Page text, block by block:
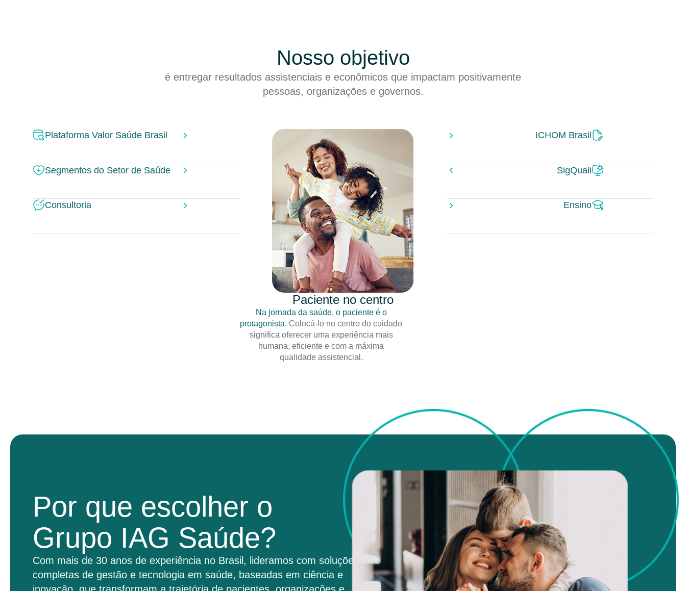
Nosso objetivo
é entregar resultados assistenciais e econômicos que impactam positivamente
pessoas, organizações e governos.
Plataforma Valor Saúde Brasil
Segmentos do Setor de Saúde
Consultoria
Paciente no centro
Na jornada da saúde, o paciente é o
protagonista. Colocá-lo no centro do cuidado
significa oferecer uma experiência mais
humana, eficiente e com a máxima
qualidade assistencial.
ICHOM Brasil
SigQuali
Ensino
Por que escolher o
Grupo IAG Saúde?
Com mais de 30 anos de experiência no Brasil, lideramos com soluções
completas de gestão e tecnologia em saúde, baseadas em ciência e